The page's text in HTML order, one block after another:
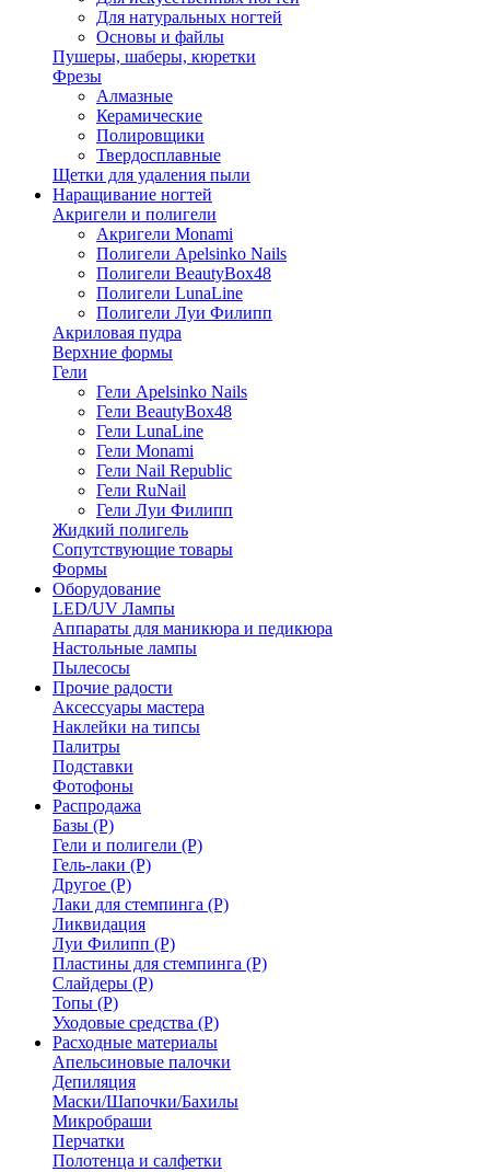
Для натуральных ногтей
Основы и файлы
Пушеры, шаберы, кюретки
Фрезы
Алмазные
Керамические
Полировщики
Твердосплавные
Щетки для удаления пыли
Наращивание ногтей
Акригели и полигели
Акригели Monami
Полигели Apelsinko Nails
Полигели BeautyBox48
Полигели LunaLine
Полигели Луи Филипп
Акриловая пудра
Верхние формы
Гели
Гели Apelsinko Nails
Гели BeautyBox48
Гели LunaLine
Гели Monami
Гели Nail Republic
Гели RuNail
Гели Луи Филипп
Жидкий полигель
Сопутствующие товары
Формы
Оборудование
LED/UV Лампы
Аппараты для маникюра и педикюра
Настольные лампы
Пылесосы
Прочие радости
Аксессуары мастера
Наклейки на типсы
Палитры
Подставки
Фотофоны
Распродажа
Базы (Р)
Гели и полигели (Р)
Гель-лаки (Р)
Другое (Р)
Лаки для стемпинга (Р)
Ликвидация
Луи Филипп (Р)
Пластины для стемпинга (Р)
Слайдеры (Р)
Топы (Р)
Уходовые средства (Р)
Расходные материалы
Апельсиновые палочки
Депиляция
Маски/Шапочки/Бахилы
Микробраши
Перчатки
Полотенца и салфетки